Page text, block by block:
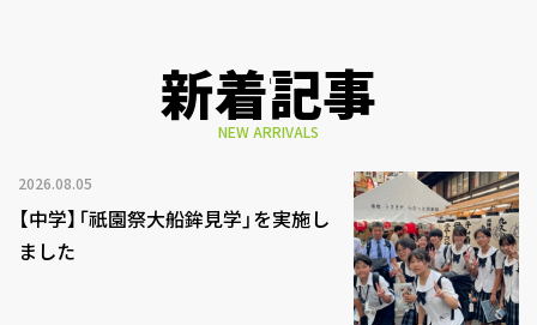
新着記事
NEW ARRIVALS
2026.08.05
【中学】「祇園祭大船鉾見学」を実施し
ました